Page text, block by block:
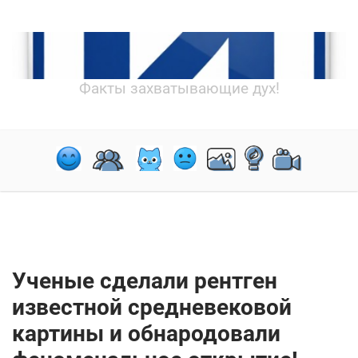
Факты захватывающие дух!
Ученые сделали рентген
известной средневековой
картины и обнародовали